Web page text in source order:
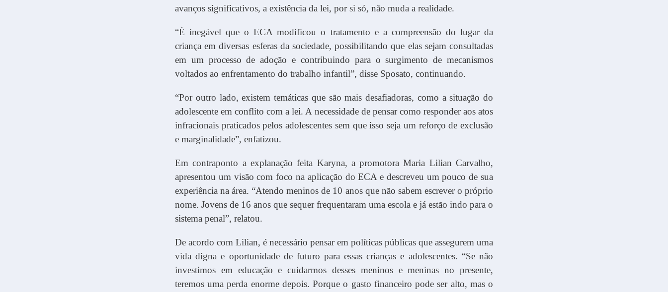
avanços significativos, a existência da lei, por si só, não muda a realidade.
“É inegável que o ECA modificou o tratamento e a compreensão do lugar da
criança em diversas esferas da sociedade, possibilitando que elas sejam consultadas
em um processo de adoção e contribuindo para o surgimento de mecanismos
voltados ao enfrentamento do trabalho infantil”, disse Sposato, continuando.
“Por outro lado, existem temáticas que são mais desafiadoras, como a situação do
adolescente em conflito com a lei. A necessidade de pensar como responder aos atos
infracionais praticados pelos adolescentes sem que isso seja um reforço de exclusão
e marginalidade”, enfatizou.
Em contraponto a explanação feita Karyna, a promotora Maria Lilian Carvalho,
apresentou um visão com foco na aplicação do ECA e descreveu um pouco de sua
experiência na área. “Atendo meninos de 10 anos que não sabem escrever o próprio
nome. Jovens de 16 anos que sequer frequentaram uma escola e já estão indo para o
sistema penal”, relatou.
De acordo com Lilian, é necessário pensar em políticas públicas que assegurem uma
vida digna e oportunidade de futuro para essas crianças e adolescentes. “Se não
investimos em educação e cuidarmos desses meninos e meninas no presente,
teremos uma perda enorme depois. Porque o gasto financeiro pode ser alto, mas o